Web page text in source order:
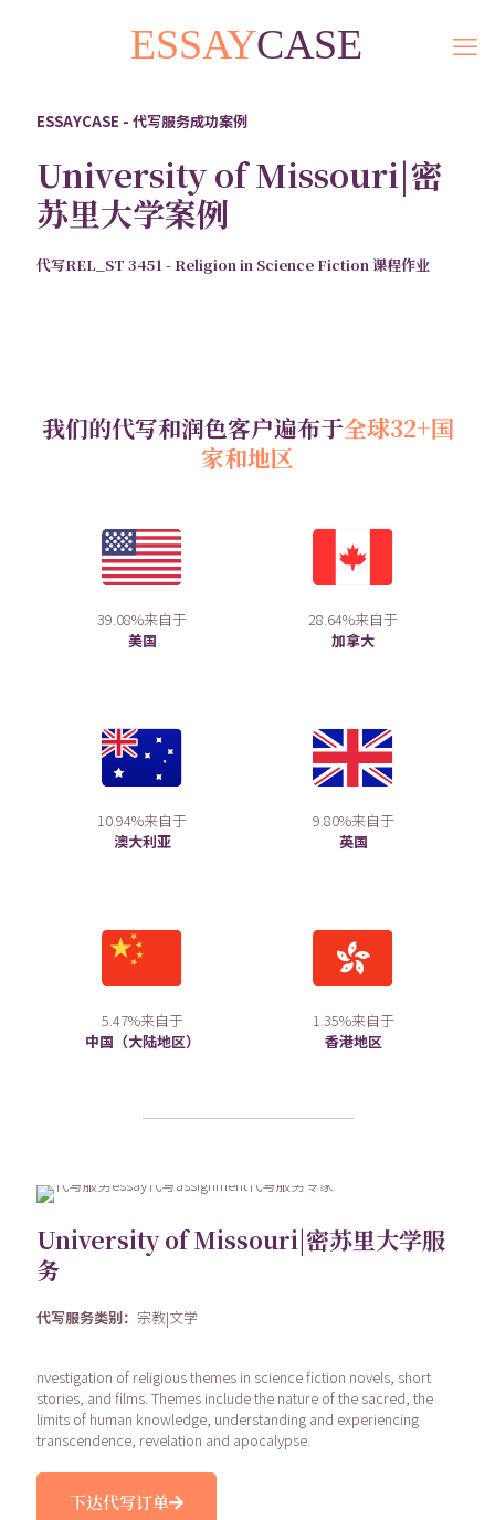
ESSAYCASE - 代写服务成功案例
University of Missouri|密
苏里大学案例
代写REL_ST 3451 - Religion in Science Fiction 课程作业
我们的代写和润色客户遍布于全球32+国
家和地区
美国
39.08%来自于
加拿大
28.64%来自于
澳大利亚
10.94%来自于
英国
9.80%来自于
中国（大陆地区）
5.47%来自于
香港地区
1.35%来自于
University of Missouri|密苏里大学服
务
代写服务类别： 宗教|文学
nvestigation of religious themes in science fiction novels, short
stories, and films. Themes include the nature of the sacred, the
limits of human knowledge, understanding and experiencing
transcendence, revelation and apocalypse.
下达代写订单